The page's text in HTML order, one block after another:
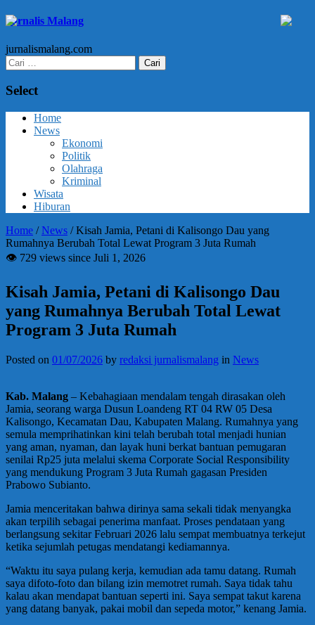
Jurnalis Malang
jurnalismalang.com
Cari
untuk:
Select
Home
News
Ekonomi
Politik
Olahraga
Kriminal
Wisata
Hiburan
Home /News /Kisah Jamia, Petani di Kalisongo Dau yang
Rumahnya Berubah Total Lewat Program 3 Juta Rumah
👁 729 views since Juli 1, 2026
Kisah Jamia, Petani di Kalisongo Dau
yang Rumahnya Berubah Total Lewat
Program 3 Juta Rumah
Posted on 01/07/2026 by redaksi jurnalismalang in News
Kab. Malang – Kebahagiaan mendalam tengah dirasakan oleh
Jamia, seorang warga Dusun Loandeng RT 04 RW 05 Desa
Kalisongo, Kecamatan Dau, Kabupaten Malang. Rumahnya yang
semula memprihatinkan kini telah berubah total menjadi hunian
yang aman, nyaman, dan layak huni berkat bantuan pemugaran
senilai Rp25 juta melalui skema Corporate Social Responsibility
yang mendukung Program 3 Juta Rumah gagasan Presiden
Prabowo Subianto.
Jamia menceritakan bahwa dirinya sama sekali tidak menyangka
akan terpilih sebagai penerima manfaat. Proses pendataan yang
berlangsung sekitar Februari 2026 lalu sempat membuatnya terkejut
ketika sejumlah petugas mendatangi kediamannya.
“Waktu itu saya pulang kerja, kemudian ada tamu datang. Rumah
saya difoto-foto dan bilang izin memotret rumah. Saya tidak tahu
kalau akan mendapat bantuan seperti ini. Saya sempat takut karena
yang datang banyak, pakai mobil dan sepeda motor,” kenang Jamia.